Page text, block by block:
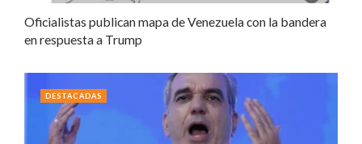
Oficialistas publican mapa de Venezuela con la bandera
en respuesta a Trump
DESTACADAS